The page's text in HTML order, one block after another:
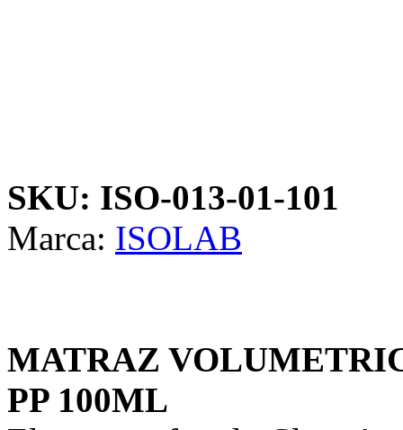
SKU: ISO-013-01-101
Marca: ISOLAB
MATRAZ
PP 100ML